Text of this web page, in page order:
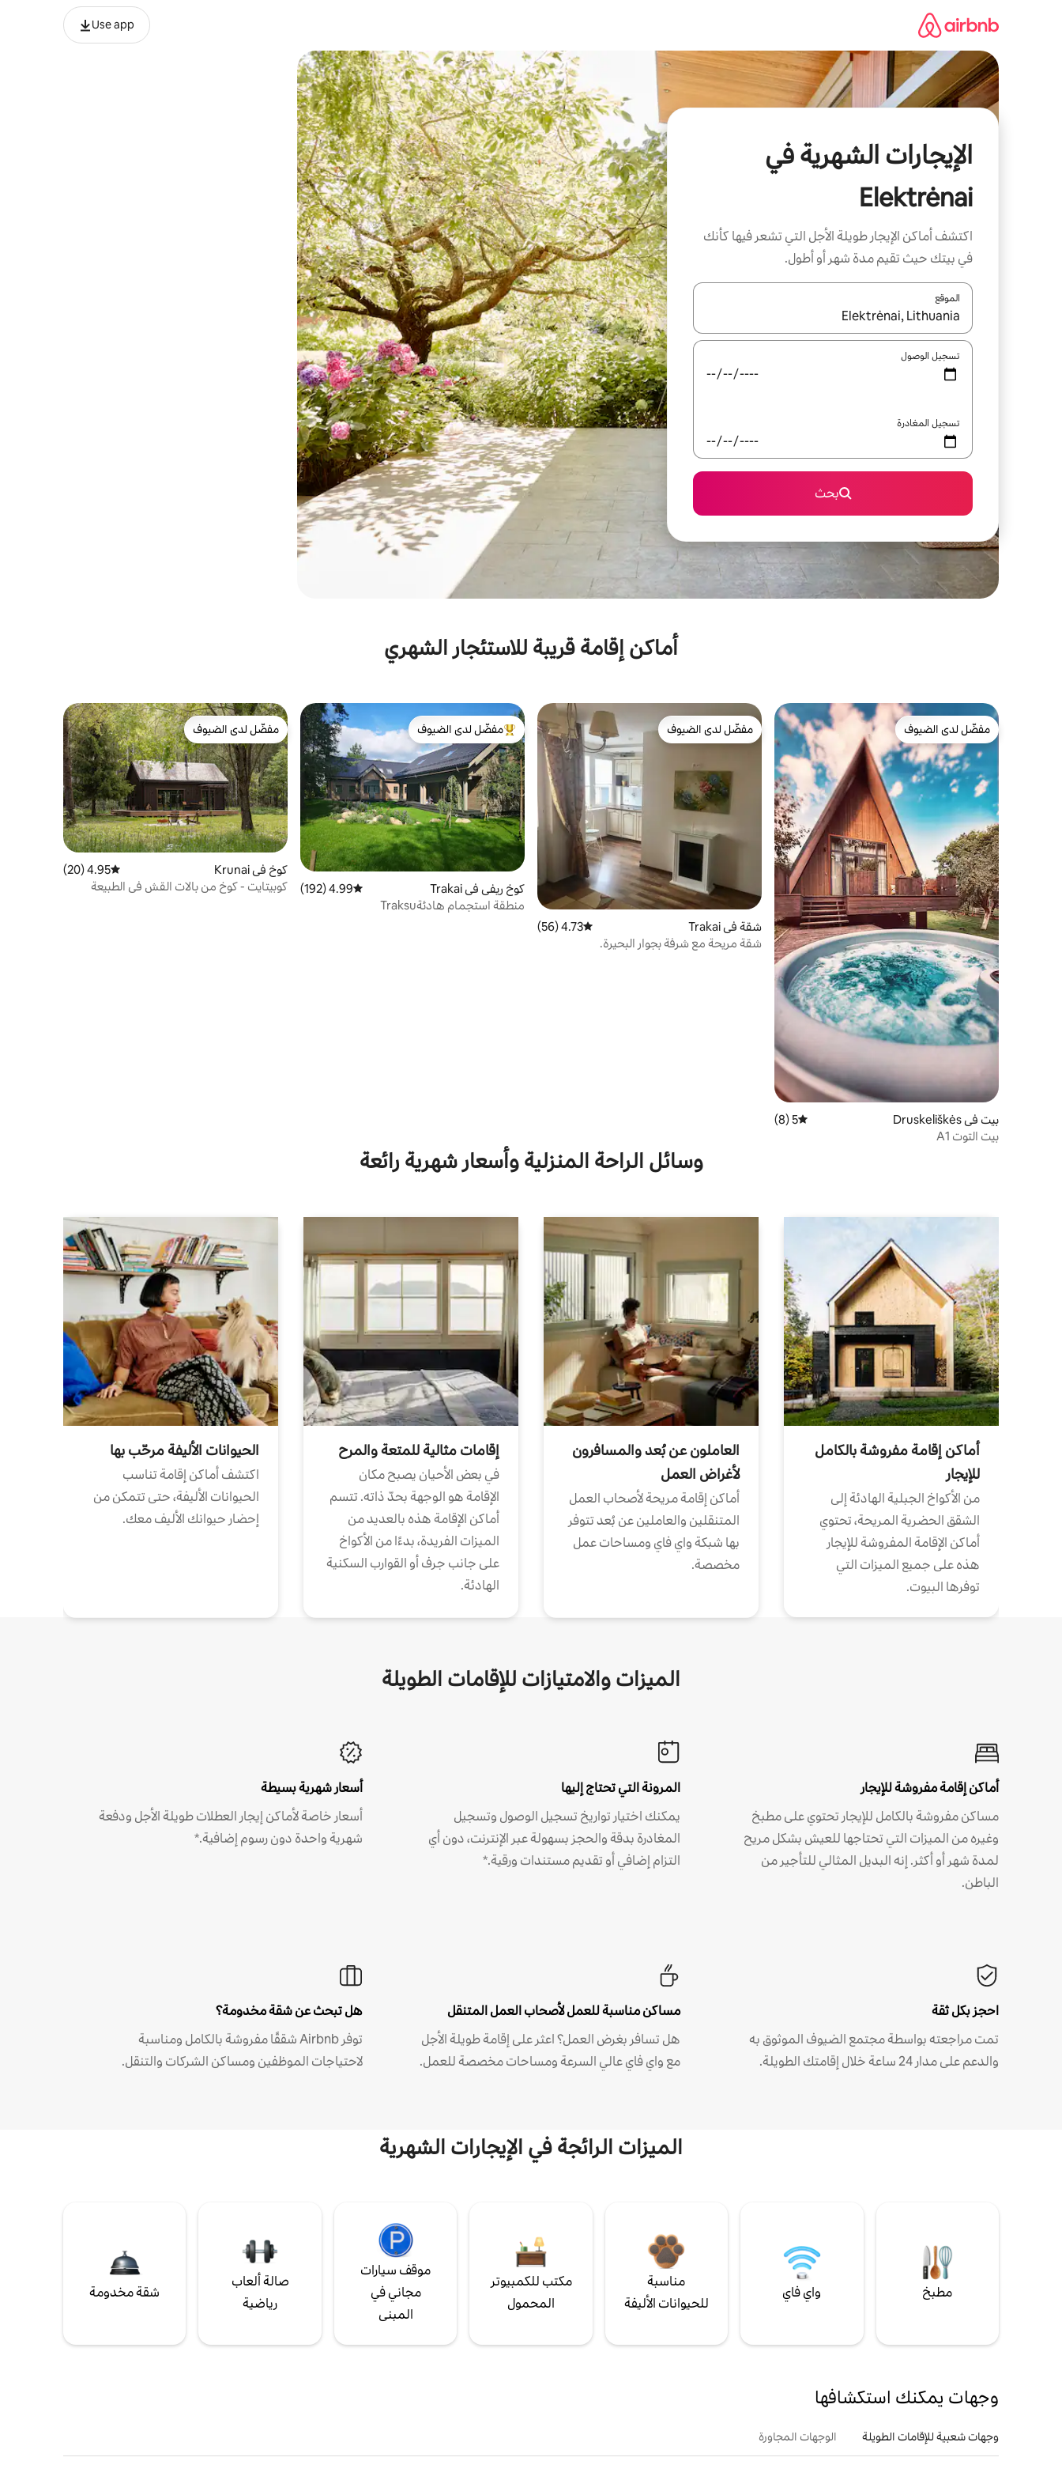
Use app
الإيجارات الشهرية في
Elektrėnai
اكتشف أماكن الإيجار طويلة الأجل التي تشعر فيها كأنك
في بيتك حيث تقيم مدة شهر أو أطول.
الموقع
عند توفر النتائج، انتقل باستخدام السهمين لأعلى ولأسفل أو استكشف عن طريق اللمس أو السحب.
تسجيل الوصول
تسجيل المغادرة
بحث
أماكن إقامة قريبة للاستئجار الشهري
مفضّل لدى الضيوف
مفضّل لدى الضيوف
بيت في Druskeliškės متوسط التقييم 5 من 5، 8 مراجعات
5 (8)
بيت التوت A1
مفضّل لدى الضيوف
مفضّل لدى الضيوف
شقة في Trakai متوسط التقييم 4.73 من 5، 56 مراجعات
4.73 (56)
شقة مريحة مع شرفة بجوار البحيرة.
من أبرز البيوت المفضّلة لدى الضيوف
مفضّل لدى الضيوف
كوخ ريفي في Trakai متوسط التقييم 4.99 من 5، 192 مراجعات
4.99 (192)
منطقة استجمام هادئةTraksu
مفضّل لدى الضيوف
مفضّل لدى الضيوف
كوخ في Krunai متوسط التقييم 4.95 من 5، 20 مراجعات
4.95 (20)
كوبيتايت - كوخ من بالات القش في الطبيعة
وسائل الراحة المنزلية وأسعار شهرية رائعة
أماكن إقامة مفروشة بالكامل
للإيجار
من الأكواخ الجبلية الهادئة إلى
الشقق الحضرية المريحة، تحتوي
أماكن الإقامة المفروشة للإيجار
هذه على جميع الميزات التي
توفرها البيوت.
العاملون عن بُعد والمسافرون
لأغراض العمل
أماكن إقامة مريحة لأصحاب العمل
المتنقلين والعاملين عن بُعد تتوفر
بها شبكة واي فاي ومساحات عمل
مخصصة.
إقامات مثالية للمتعة والمرح
في بعض الأحيان يصبح مكان
الإقامة هو الوجهة بحدّ ذاته. تتسم
أماكن الإقامة هذه بالعديد من
الميزات الفريدة، بدءًا من الأكواخ
على جانب جرف أو القوارب السكنية
الهادئة.
الحيوانات الأليفة مرحّب بها
اكتشف أماكن إقامة تناسب
الحيوانات الأليفة، حتى تتمكن من
إحضار حيوانك الأليف معك.
الميزات والامتيازات للإقامات الطويلة
أماكن إقامة مفروشة للإيجار
مساكن مفروشة بالكامل للإيجار تحتوي على مطبخ
وغيره من الميزات التي تحتاجها للعيش بشكل مريح
لمدة شهر أو أكثر. إنه البديل المثالي للتأجير من
الباطن.
المرونة التي تحتاج إليها
يمكنك اختيار تواريخ تسجيل الوصول وتسجيل
المغادرة بدقة والحجز بسهولة عبر الإنترنت، دون أي
التزام إضافي أو تقديم مستندات ورقية.*
أسعار شهرية بسيطة
أسعار خاصة لأماكن إيجار العطلات طويلة الأجل ودفعة
شهرية واحدة دون رسوم إضافية.*
احجز بكل ثقة
تمت مراجعته بواسطة مجتمع الضيوف الموثوق به
والدعم على مدار 24 ساعة خلال إقامتك الطويلة.
مساكن مناسبة للعمل لأصحاب العمل المتنقل
هل تسافر بغرض العمل؟ اعثر على إقامة طويلة الأجل
مع واي فاي عالي السرعة ومساحات مخصصة للعمل.
هل تبحث عن شقة مخدومة؟
توفر Airbnb شققًا مفروشة بالكامل ومناسبة
لاحتياجات الموظفين ومساكن الشركات والتنقل.
الميزات الرائجة في الإيجارات الشهرية
مطبخ واي فاي
مناسبة
للحيوانات الأليفة
مكتب للكمبيوتر
المحمول
موقف سيارات
مجاني في
المبنى
صالة ألعاب
رياضية
شقة مخدومة
وجهات يمكنك استكشافها
وجهات شعبية للإقامات الطويلة الوجهات المجاورة